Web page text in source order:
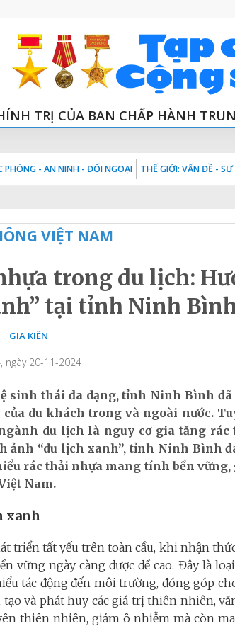
TRỊ CỦA BAN CHẤP HÀNH
PHÒNG - AN NINH - ĐỐI NGOẠI THẾ GIỚI: VẤN ĐỀ - SỰ
VIỆT NAM
trong du lịch:
tại tỉnh Ninh
GIA KIÊN
ngày 20-11-2024
sinh thái đa dạng, tỉnh Ninh Bình đã
du khách trong và ngoài nước.
du lịch là nguy cơ gia tăng rác
ảnh “du lịch xanh”, tỉnh Ninh Bình
rác thải nhựa mang tính bền vững,
Nam.
xanh
triển tất yếu trên toàn cầu, khi nhận
vững ngày càng được đề cao. Đây là
tác động đến môi trường, đóng góp
và phát huy các giá trị thiên nhiên,
thiên nhiên, giảm ô nhiễm mà còn